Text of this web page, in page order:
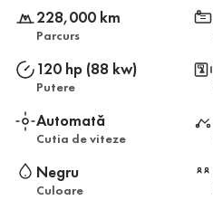
228,000 km
Parcurs
120 hp (88 kw)
Putere
Automată
Cutia de viteze
Negru
Culoare